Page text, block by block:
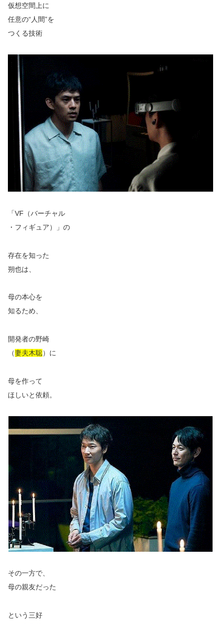
仮想空間上に
任意の“人間”を
つくる技術
「VF（バーチャル
・フィギュア）」の
存在を知った
朔也は、
母の本心を
知るため、
開発者の野崎
（妻夫木聡）に
母を作って
ほしいと依頼。
その一方で、
母の親友だった
という三好